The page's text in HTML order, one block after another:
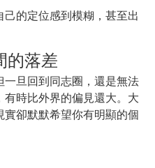
的定位感到模糊，甚至出
的落差
旦回到同志圈，還是無法
時比外界的偏見還大。大
卻默默希望你有明顯的個